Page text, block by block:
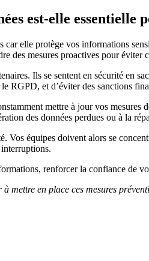
est-elle essentielle
elle protège vos informations
des mesures proactives pour éviter
Ils se sentent en sécurité en
RGPD, et d’éviter des sanctions
mettre à jour vos
des données perdues ou à la
équipes doivent alors se
renforcer la confiance de
mettre en place ces mesures